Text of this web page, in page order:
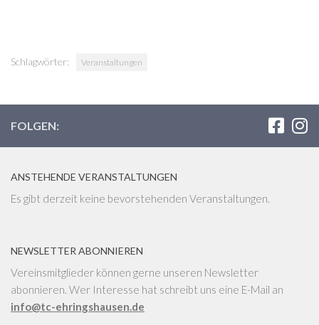
Schlagwörter: Veranstaltungen
FOLGEN:
ANSTEHENDE VERANSTALTUNGEN
Es gibt derzeit keine bevorstehenden Veranstaltungen.
NEWSLETTER ABONNIEREN
Vereinsmitglieder können gerne unseren Newsletter
abonnieren. Wer Interesse hat schreibt uns eine E-Mail an
info@tc-ehringshausen.de